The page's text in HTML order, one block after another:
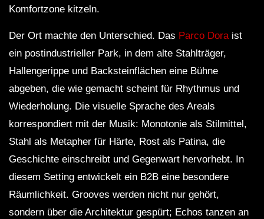
Komfortzone kitzeln.
Der Ort machte den Unterschied. Das Parco Doraist
ein postindustrieller Park, in dem alte Stahlträger,
Hallengerippe und Backsteinflächen eine Bühne
abgeben, die wie gemacht scheint für Rhythmus und
Wiederholung. Die visuelle Sprache des Areals
korrespondiert mit der Musik: Monotonie als Stilmittel,
Stahl als Metapher für Härte, Rost als Patina, die
Geschichte einschreibt und Gegenwart hervorhebt. In
diesem Setting entwickelt ein B2B eine besondere
Räumlichkeit. Grooves werden nicht nur gehört,
sondern über die Architektur gespürt; Echos tanzen an